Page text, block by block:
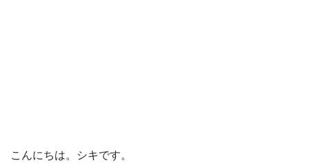
こんにちは。シキです。